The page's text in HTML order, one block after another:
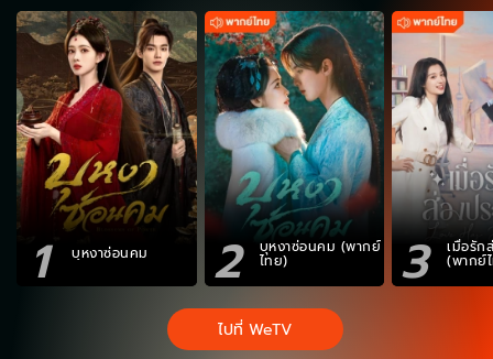
1 บุหงาซ่อนคม 2 บุหงาซ่อนคม (พากย์
ไทย) 3 เมื่อรัก
(พากย์
ไปที่ WeTV